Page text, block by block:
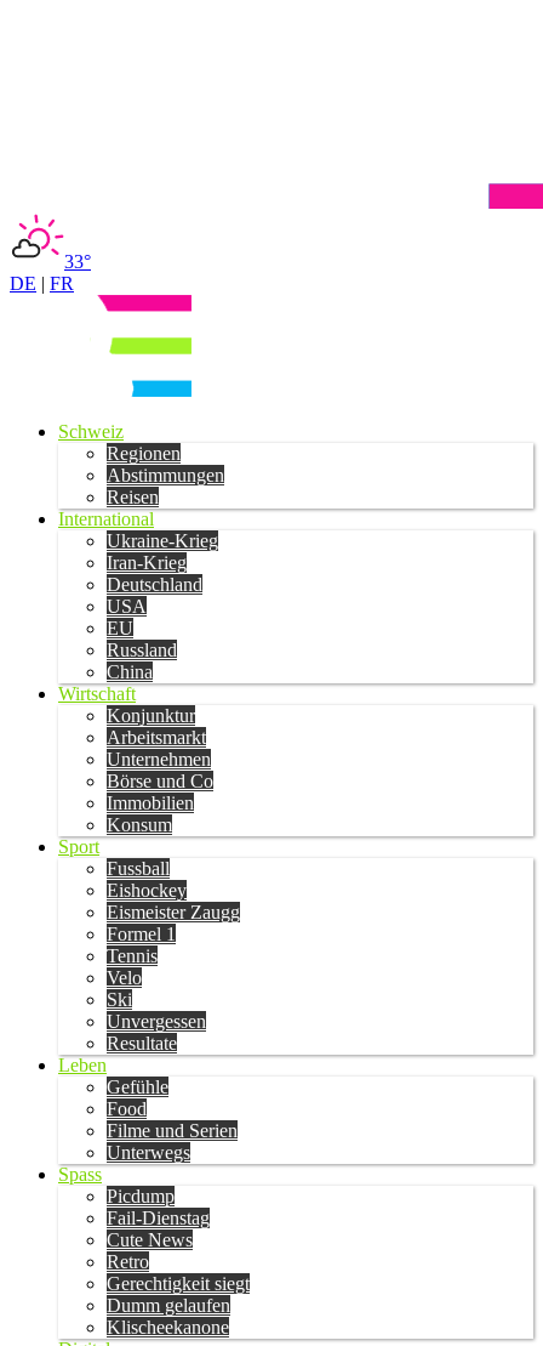
33°
DE | FR
Schweiz
Regionen
Abstimmungen
Reisen
International
Ukraine-Krieg
Iran-Krieg
Deutschland
USA
EU
Russland
China
Wirtschaft
Konjunktur
Arbeitsmarkt
Unternehmen
Börse und Co
Immobilien
Konsum
Sport
Fussball
Eishockey
Eismeister Zaugg
Formel 1
Tennis
Velo
Ski
Unvergessen
Resultate
Leben
Gefühle
Food
Filme und Serien
Unterwegs
Spass
Picdump
Fail-Dienstag
Cute News
Retro
Gerechtigkeit siegt
Dumm gelaufen
Klischeekanone